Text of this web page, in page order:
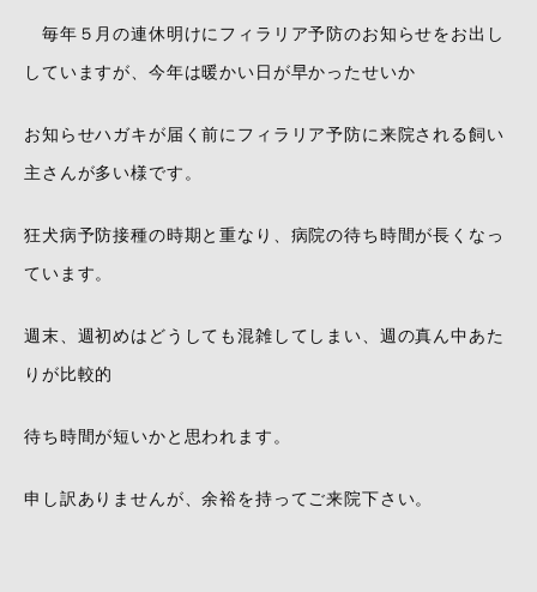
毎年５月の連休明けにフィラリア予防のお知らせをお出し
していますが、今年は暖かい日が早かったせいか
お知らせハガキが届く前にフィラリア予防に来院される飼い
主さんが多い様です。
狂犬病予防接種の時期と重なり、病院の待ち時間が長くなっ
ています。
週末、週初めはどうしても混雑してしまい、週の真ん中あた
りが比較的
待ち時間が短いかと思われます。
申し訳ありませんが、余裕を持ってご来院下さい。